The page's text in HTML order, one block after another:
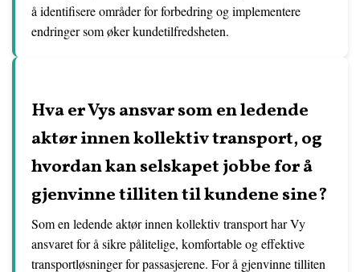
å identifisere områder for forbedring og implementere
endringer som øker kundetilfredsheten.
Hva er Vys ansvar som en ledende
aktør innen kollektiv transport, og
hvordan kan selskapet jobbe for å
gjenvinne tilliten til kundene sine?
Som en ledende aktør innen kollektiv transport har Vy
ansvaret for å sikre pålitelige, komfortable og effektive
transportløsninger for passasjerene. For å gjenvinne tilliten